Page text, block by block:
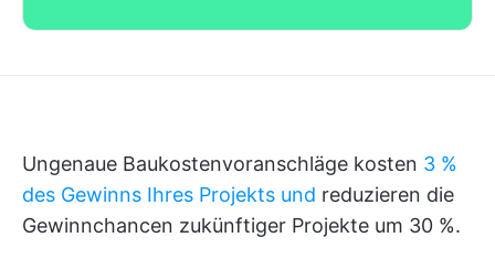
Ungenaue Baukostenvoranschläge kosten 3 %
des Gewinns Ihres Projekts und reduzieren die
Gewinnchancen zukünftiger Projekte um 30 %.